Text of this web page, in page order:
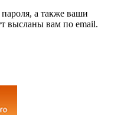
а также ваши
высланы вам по email.